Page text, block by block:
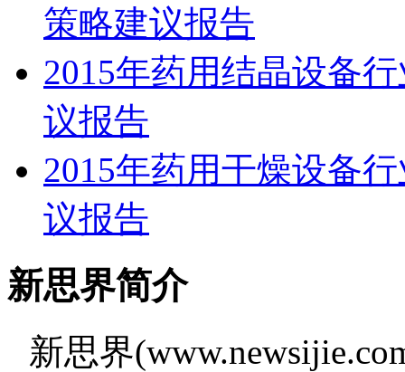
策略建议报告
2015年药用结晶设备
议报告
2015年药用干燥设备
议报告
新思界简介
新思界